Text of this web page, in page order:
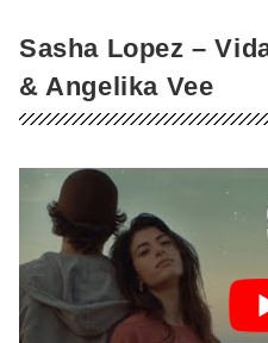
Sasha Lopez –
& Angelika Vee